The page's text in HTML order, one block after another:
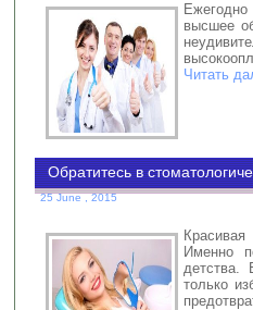
Ежегодно
высшее
Читать
Обратитесь в
25 June , 2015
Именно
детства.
только